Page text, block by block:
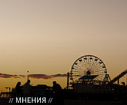
МНЕНИЯ